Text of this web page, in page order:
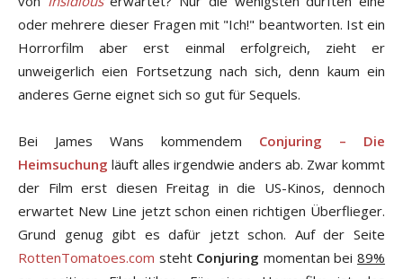
oder mehrere dieser Fragen mit "Ich!" beantworten. Ist ein
Horrorfilm aber erst einmal erfolgreich, zieht er
unweigerlich eien Fortsetzung nach sich, denn kaum ein
anderes Gerne eignet sich so gut für Sequels.
Bei James Wans kommendem Conjuring – Die
Heimsuchung läuft alles irgendwie anders ab. Zwar kommt
der Film erst diesen Freitag in die US-Kinos, dennoch
erwartet New Line jetzt schon einen richtigen Überflieger.
Grund genug gibt es dafür jetzt schon. Auf der Seite
RottenTomatoes.com steht Conjuring momentan bei89%